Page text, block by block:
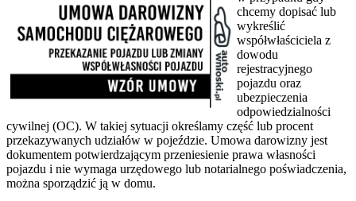
chcemy dopisać lub
wykreślić
współwłaściciela z
dowodu
rejestracyjnego
pojazdu oraz
ubezpieczenia
odpowiedzialności
cywilnej (OC). W takiej sytuacji określamy część lub procent
przekazywanych udziałów w pojeździe. Umowa darowizny jest
dokumentem potwierdzającym przeniesienie prawa własności
pojazdu i nie wymaga urzędowego lub notarialnego poświadczenia,
można sporządzić ją w domu.